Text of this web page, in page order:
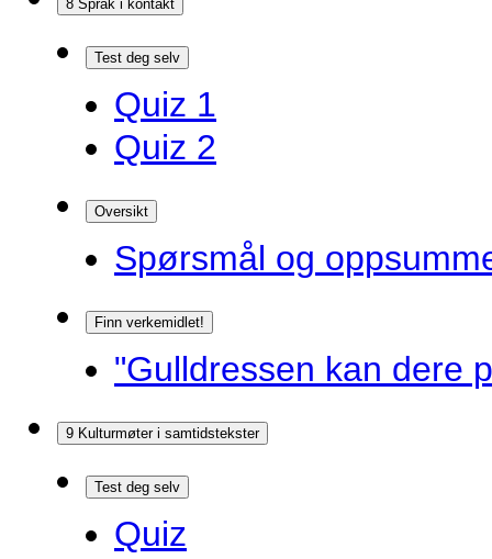
8 Språk i kontakt
Test deg selv
Quiz 1
Quiz 2
Oversikt
Spørsmål og
Finn verkemidlet!
"Gulldressen kan dere
9 Kulturmøter i samtidstekster
Test deg selv
Quiz